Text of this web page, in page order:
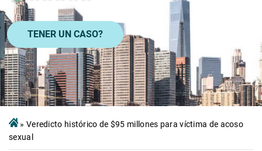
TENER UN CASO?
» Veredicto histórico de $95 millones para víctima de acoso
sexual